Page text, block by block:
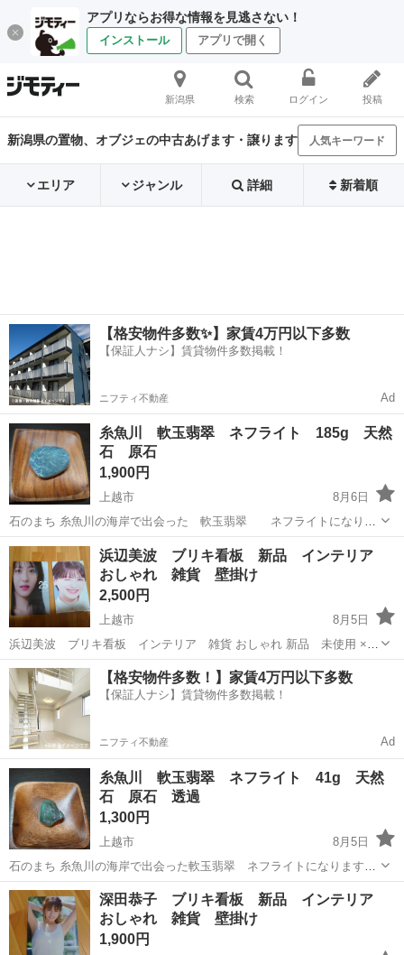
アプリならお得な情報を見逃さない！
インストール アプリで開く
新潟県 検索 ログイン 投稿
新潟県の置物、オブジェの中古あげます・譲ります 人気キーワード
エリア ジャンル 詳細 新着順
【格安物件多数✨】家賃4万円以下多数
【保証人ナシ】賃貸物件多数掲載！
ニフティ不動産 Ad
糸魚川 軟玉翡翠 ネフライト 185g 天然
石 原石
1,900円
上越市
8月6日
石のまち 糸魚川の海岸で出会った 軟玉翡翠 ネフライトになりま
す。 きれいな透過あり 写真4枚目 サイズ比較 7cmのリップクリー
ムを置いてみました。参考にどうぞ。 重量 185g 独特の緑色が上
品にも強く感じら...
新潟 上越市 インテリア雑貨/小物 翡翠
浜辺美波 ブリキ看板 新品 インテリア
おしゃれ 雑貨 壁掛け
2,500円
上越市
8月5日
浜辺美波 ブリキ看板 インテリア 雑貨 おしゃれ 新品 未使用 ×2
枚 サイズ 縦30cm 横20cm 程度 家族のコレクション整理です、 質
問等はお気軽にどうぞ 断捨離中です。他にも色々なジャンル出品して
ますの...
新潟 上越市 インテリア雑貨/小物
【格安物件多数！】家賃4万円以下多数
【保証人ナシ】賃貸物件多数掲載！
ニフティ不動産 Ad
糸魚川 軟玉翡翠 ネフライト 41g 天然
石 原石 透過
1,300円
上越市
8月5日
石のまち 糸魚川の海岸で出会った軟玉翡翠 ネフライトになります。
とても大きくきれいな透過がみられます サイズ 4cm程度 重量 41g
大切にしてくれるかたにお譲りできたらうれしいです。 【糸魚川の
石】たいへん...
新潟 上越市 インテリア雑貨/小物 翡翠
深田恭子 ブリキ看板 新品 インテリア
おしゃれ 雑貨 壁掛け
1,900円